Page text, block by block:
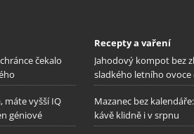
čekalo
máte vyšší IQ
géniové
Recepty a vaření
Jahodový kompot bez
sladkého letního ovoce
Mazanec bez
kávě klidně i v srpnu